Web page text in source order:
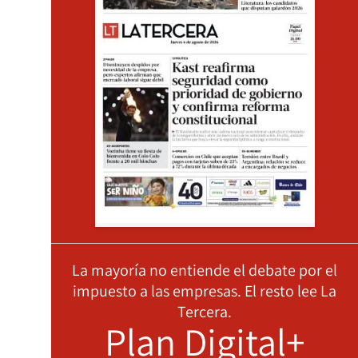
La mayoría no entiende el debate por el
impuesto a las empresas. El resto lee La
Tercera.
Plan Digital+